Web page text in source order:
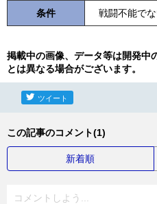
条件 戦闘不能で
掲載中の画像、データ等は開発中
とは異なる場合がございます。
ツイート
この記事のコメント(1)
新着順
コメントしよう...